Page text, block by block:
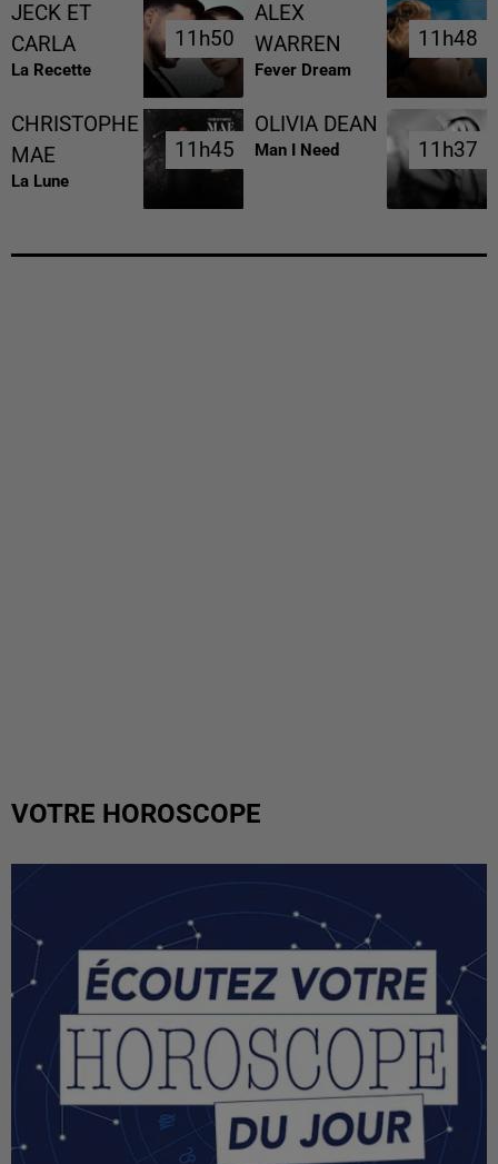
JECK ET
CARLA
La Recette
11h50
11h50
ALEX
WARREN
Fever Dream
11h48
11h48
CHRISTOPHE
MAE
La Lune
11h45
11h45
OLIVIA DEAN
Man I Need 11h37
11h37
VOTRE HOROSCOPE